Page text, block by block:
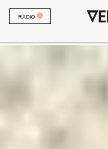
RADIO